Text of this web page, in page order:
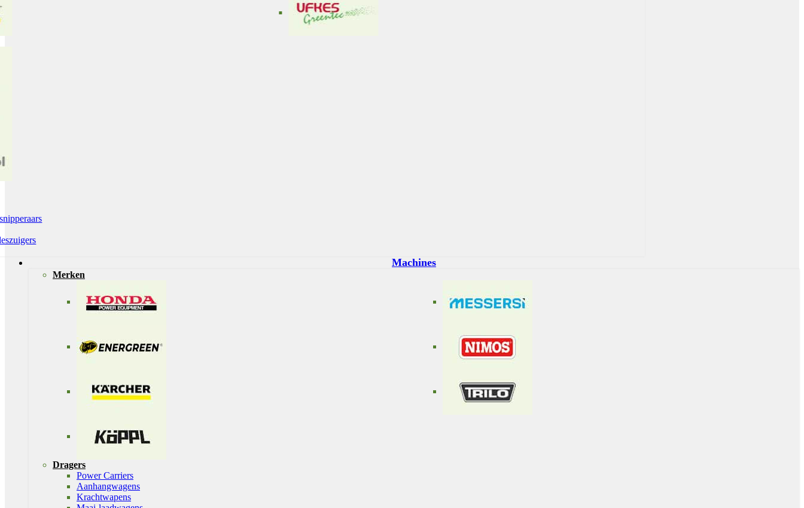
Machines
Merken
Dragers
Power Carriers
Aanhangwagens
Krachtwapens